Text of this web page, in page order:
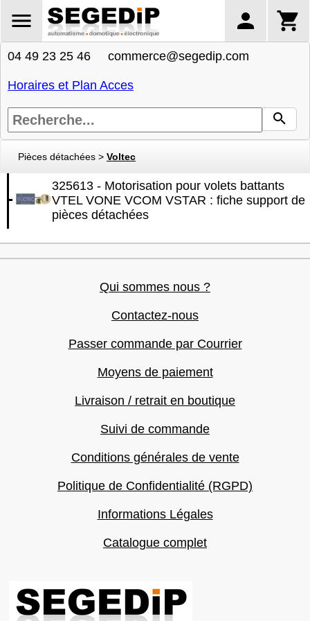
04 49 23 25 46 commerce@segedip.com
Horaires et Plan Acces
Pièces détachées > Voltec
325613 - Motorisation pour volets battants
VTEL VONE VCOM VSTAR : fiche support de
pièces détachées
Qui sommes nous ?
Contactez-nous
Passer commande par Courrier
Moyens de paiement
Livraison / retrait en boutique
Suivi de commande
Conditions générales de vente
Politique de Confidentialité (RGPD)
Informations Légales
Catalogue complet